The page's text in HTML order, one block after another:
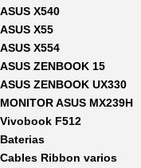
ASUS X540
ASUS X55
ASUS X554
ASUS ZENBOOK 15
ASUS ZENBOOK UX330
MONITOR ASUS MX239H
Vivobook F512
Baterias
Cables Ribbon varios